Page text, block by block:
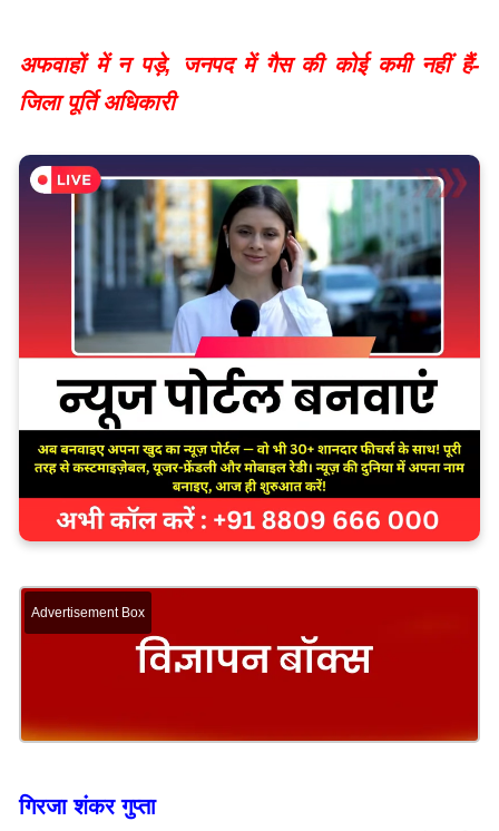
अफवाहों में न पड़े, जनपद में गैस की कोई कमी नहीं हैं-
जिला पूर्ति अधिकारी
Advertisement Box
गिरजा शंकर गुप्ता